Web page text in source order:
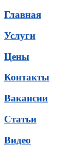
Главная
Услуги
Цены
Контакты
Вакансии
Статьи
Видео